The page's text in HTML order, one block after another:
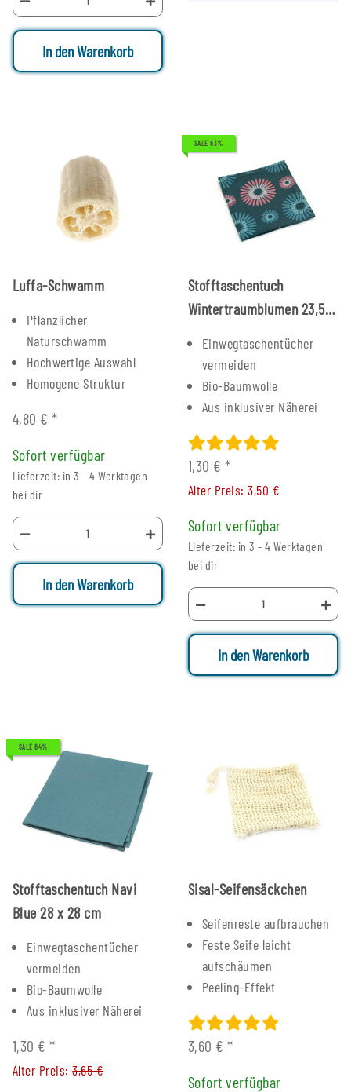
In den Warenkorb
Luffa-Schwamm
Pflanzlicher
Naturschwamm
Hochwertige Auswahl
Homogene Struktur
4,80 €*
Sofort verfügbar
Lieferzeit: in 3 - 4 Werktagen
bei dir
In den Warenkorb
SALE 63%
Stofftaschentuch
Wintertraumblumen 23,5 x
Einwegtaschentücher
vermeiden
Bio-Baumwolle
Aus inklusiver Näherei
1,30 €*
Alter Preis:3,50 €
Sofort verfügbar
Lieferzeit: in 3 - 4 Werktagen
bei dir
In den Warenkorb
SALE 64%
Stofftaschentuch Navi
Blue 28 x 28 cm
Einwegtaschentücher
vermeiden
Bio-Baumwolle
Aus inklusiver Näherei
1,30 €*
Alter Preis:3,65 €
Sisal-Seifensäckchen
Seifenreste aufbrauchen
Feste Seife leicht
aufschäumen
Peeling-Effekt
3,60 €*
Sofort verfügbar